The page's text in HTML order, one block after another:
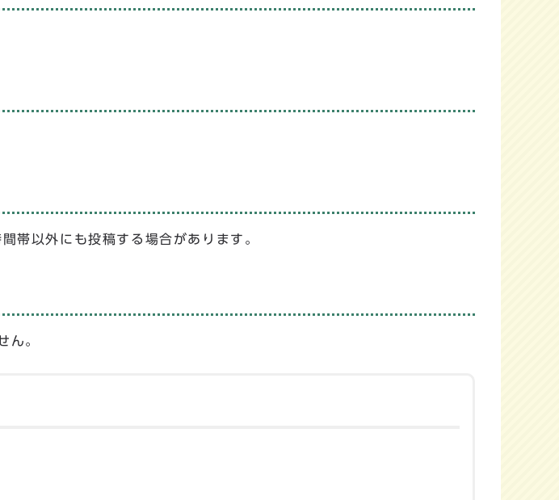
帯以外にも投稿する場合があります。
ん。